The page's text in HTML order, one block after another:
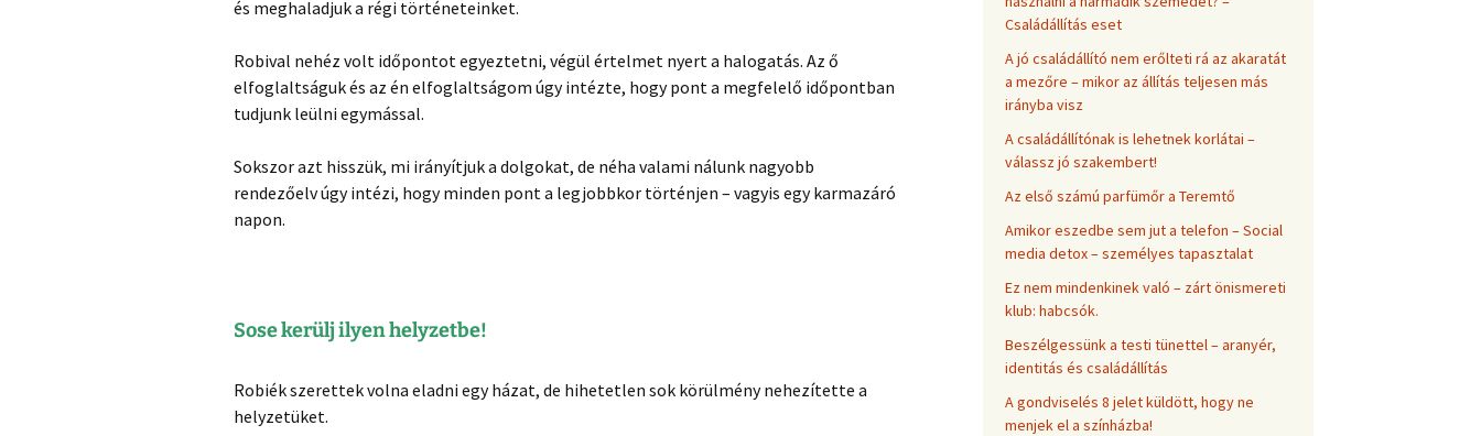
és meghaladjuk a régi történeteinket.
Robival nehéz volt időpontot egyeztetni, végül értelmet nyert a halogatás. Az ő
elfoglaltságuk és az én elfoglaltságom úgy intézte, hogy pont a megfelelő időpontban
tudjunk leülni egymással.
Sokszor azt hisszük, mi irányítjuk a dolgokat, de néha valami nálunk nagyobb
rendezőelv úgy intézi, hogy minden pont a legjobbkor történjen – vagyis egy karmazáró
napon.
Sose kerülj ilyen helyzetbe!
Robiék szerettek volna eladni egy házat, de hihetetlen sok körülmény nehezítette a
helyzetüket.
Családállítás eset
A jó családállító nem erőlteti rá az akaratát
a mezőre – mikor az állítás teljesen más
irányba visz
A családállítónak is lehetnek korlátai –
válassz jó szakembert!
Az első számú parfümőr a Teremtő
Amikor eszedbe sem jut a telefon – Social
media detox – személyes tapasztalat
Ez nem mindenkinek való – zárt önismereti
klub: habcsók.
Beszélgessünk a testi tünettel – aranyér,
identitás és családállítás
A gondviselés 8 jelet küldött, hogy ne
menjek el a színházba!